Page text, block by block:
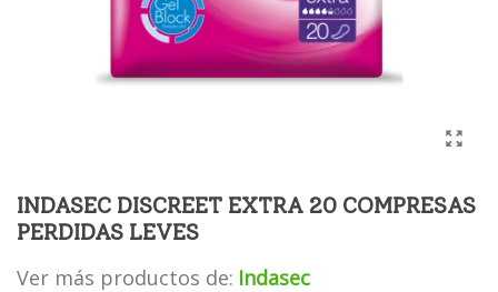
INDASEC DISCREET EXTRA 20 COMPRESAS
PERDIDAS LEVES
Ver más productos de: Indasec